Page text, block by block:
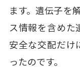
ます。遺伝子を
ス情報を含めた
安全な交配だけ
ったのです。